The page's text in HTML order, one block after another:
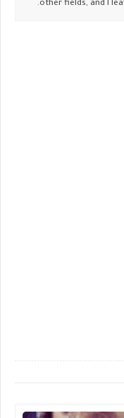
other fields, and I